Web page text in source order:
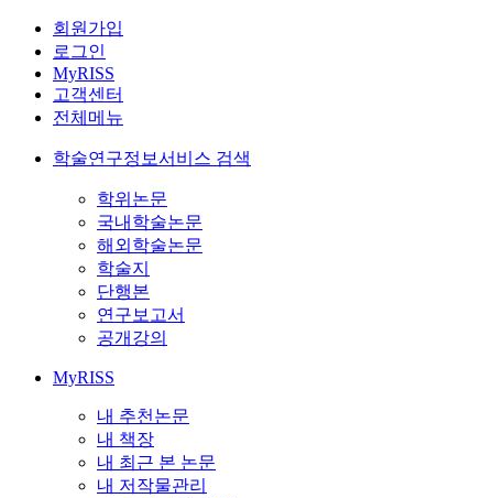
회원가입
로그인
MyRISS
고객센터
전체메뉴
학술연구정보서비스 검색
학위논문
국내학술논문
해외학술논문
학술지
단행본
연구보고서
공개강의
MyRISS
내 추천논문
내 책장
내 최근 본 논문
내 저작물관리